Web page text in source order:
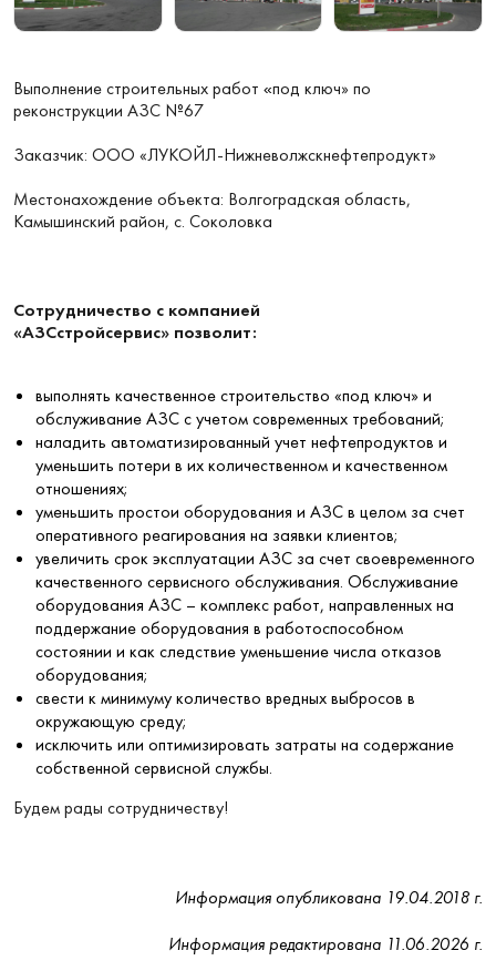
Выполнение строительных работ «под ключ» по
реконструкции АЗС №67
Заказчик: ООО «ЛУКОЙЛ-Нижневолжскнефтепродукт»
Местонахождение объекта: Волгоградская область,
Камышинский район, с. Соколовка
Сотрудничество с компанией
«АЗСстройсервис» позволит:
выполнять качественное строительство «под ключ» и
обслуживание АЗС с учетом современных требований;
наладить автоматизированный учет нефтепродуктов и
уменьшить потери в их количественном и качественном
отношениях;
уменьшить простои оборудования и АЗС в целом за счет
оперативного реагирования на заявки клиентов;
увеличить срок эксплуатации АЗС за счет своевременного
качественного сервисного обслуживания. Обслуживание
оборудования АЗС – комплекс работ, направленных на
поддержание оборудования в работоспособном
состоянии и как следствие уменьшение числа отказов
оборудования;
свести к минимуму количество вредных выбросов в
окружающую среду;
исключить или оптимизировать затраты на содержание
собственной сервисной службы.
Будем рады сотрудничеству!
Информация опубликована 19.04.2018 г.
Информация редактирована 11.06.2026 г.